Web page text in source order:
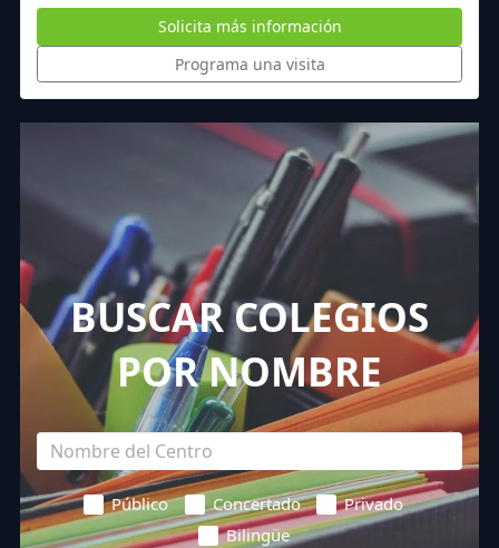
Solicita más información
Programa una visita
BUSCAR COLEGIOS
POR NOMBRE
Público Concertado
Privado
Bilingüe